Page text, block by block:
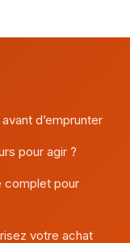
d’emprunter
pour agir ?
complet pour
votre achat